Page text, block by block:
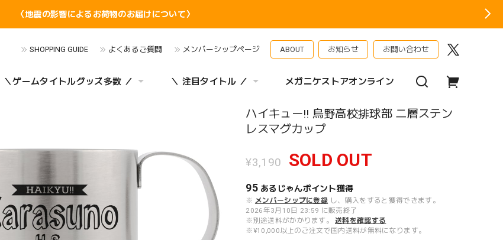
〈地震の影響によるお荷物のお届けについて〉
SHOPPING GUIDE よくあるご質問 メンバーシップページ ABOUT お知らせ お問い合わせ
＼ゲームタイトルグッズ多数 ／ ＼ 注目タイトル ／ メガニケストアオンライン
ハイキュー!! 烏野高校排球部 二層ステン
レスマグカップ
¥3,190 SOLD OUT
95 あるじゃんポイント獲得
※ メンバーシップに登録 し、購入をすると獲得できます。
2026年3月10日 23:59 に販売終了
※別途送料がかかります。
送料を確認する
※¥10,000以上のご注文で国内送料が無料になります。